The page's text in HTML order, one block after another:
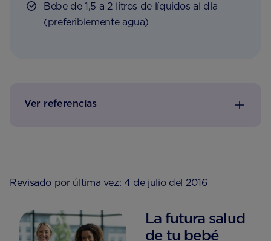
Bebe de 1,5 a 2 litros de líquidos al día
(preferiblemente agua)
Ver referencias
Revisado por última vez: 4 de julio del 2016
La futura salud
de tu bebé